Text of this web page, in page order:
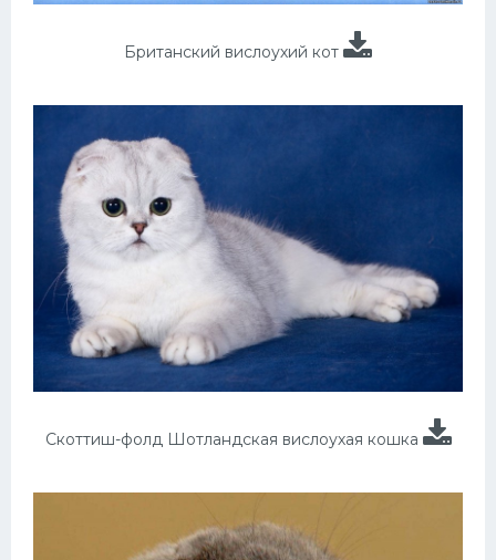
Британский вислоухий кот
Скоттиш-фолд Шотландская вислоухая кошка